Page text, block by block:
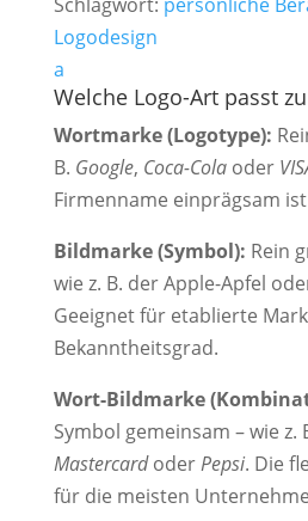
Logodesign
a
Welche Logo-Art passt
Wortmarke (Logotype):
B. Google, Coca-Colaoder
Firmenname einprägsam
Bildmarke (Symbol): Rein
wie z. B. der Apple-Apfel
Geeignet für etablierte
Bekanntheitsgrad.
Wort-Bildmarke
Symbol gemeinsam – wie z.
MastercardoderPepsi. Die
für die meisten